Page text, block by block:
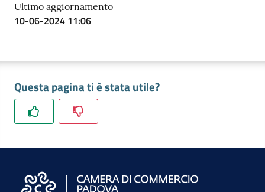
Ultimo aggiornamento
10-06-2024 11:06
Questa pagina ti è stata utile?